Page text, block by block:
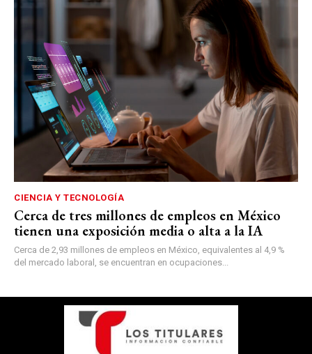
CIENCIA Y TECNOLOGÍA
Cerca de tres millones de empleos en México
tienen una exposición media o alta a la IA
Cerca de 2,93 millones de empleos en México, equivalentes al 4,9 %
del mercado laboral, se encuentran en ocupaciones...